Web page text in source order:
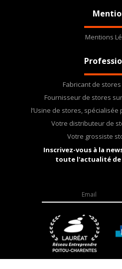
Mentions
Fabricant de
Fournisseur de stores
l’Usine de stores,
Votre distributeur de
Votre grossiste
Inscrivez-vous à la
toute l'actualité de